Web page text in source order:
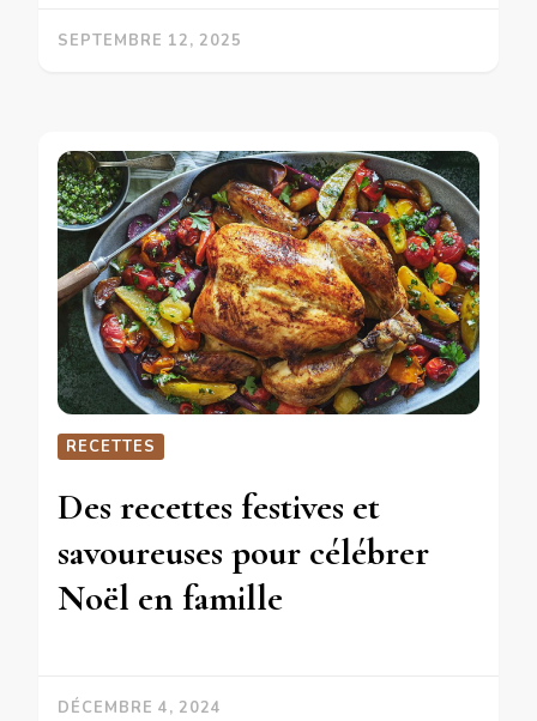
SEPTEMBRE 12, 2025
RECETTES
Des recettes festives et
savoureuses pour célébrer
Noël en famille
DÉCEMBRE 4, 2024